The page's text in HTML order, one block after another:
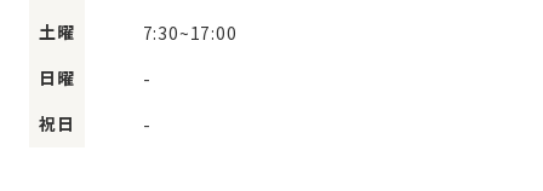
土曜
7:30~17:00
日曜
-
祝日
-